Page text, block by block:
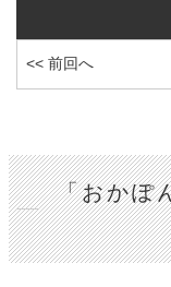
<< 前回へ
「おかぽ